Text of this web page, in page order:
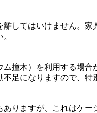
してはいけません。
撞木）を利用する場
不足になりますので、
ありますが、これはケ